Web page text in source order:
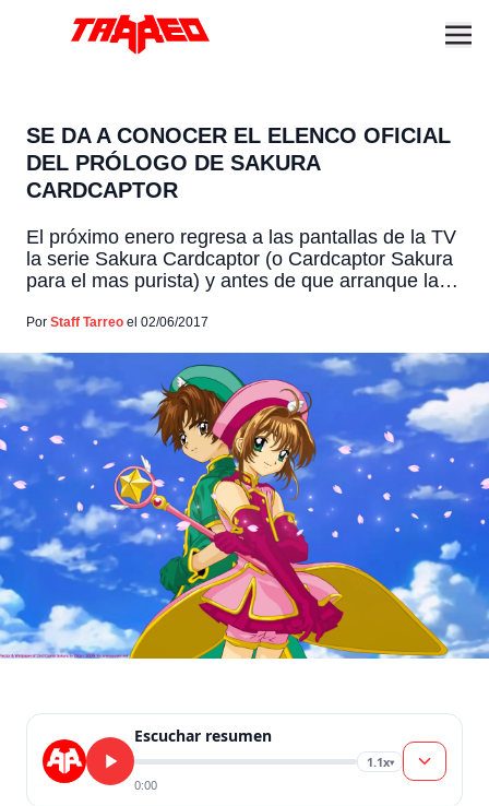
SE DA A CONOCER EL ELENCO OFICIAL
DEL PRÓLOGO DE SAKURA
CARDCAPTOR
El próximo enero regresa a las pantallas de la TV
la serie Sakura Cardcaptor (o Cardcaptor Sakura
para el mas purista) y antes de que arranque la
la venta la tercera edición del manga especial
OVA […]
Por Staff Tarreo el 02/06/2017
Escuchar resumen
1.1x▾
0:00